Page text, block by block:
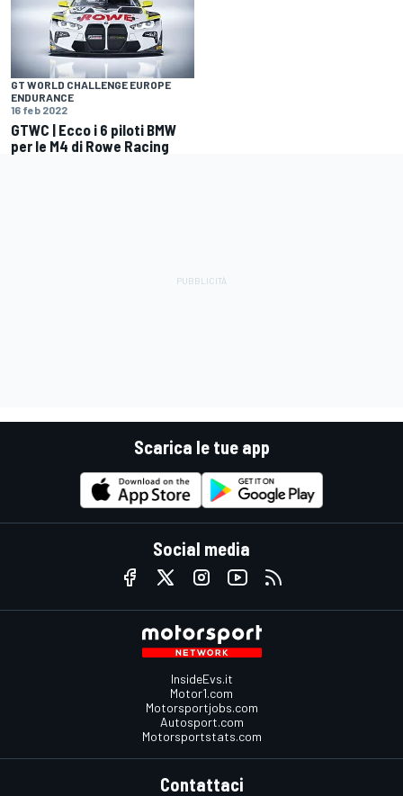
GT WORLD CHALLENGE EUROPE
ENDURANCE
16 feb 2022
GTWC | Ecco i 6 piloti BMW
per le M4 di Rowe Racing
Scarica le tue app
Social media
InsideEvs.it
Motor1.com
Motorsportjobs.com
Autosport.com
Motorsportstats.com
Contattaci